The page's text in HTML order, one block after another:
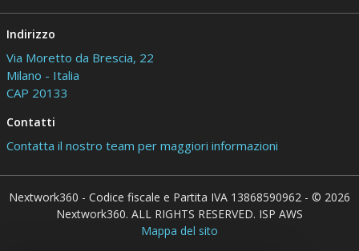
Indirizzo
Via Moretto da Brescia, 22
Milano - Italia
CAP 20133
Contatti
Contatta il nostro team per maggiori informazioni
Nextwork360 - Codice fiscale e Partita IVA 13868590962 - © 2026
Nextwork360. ALL RIGHTS RESERVED. ISP AWS
Mappa del sito